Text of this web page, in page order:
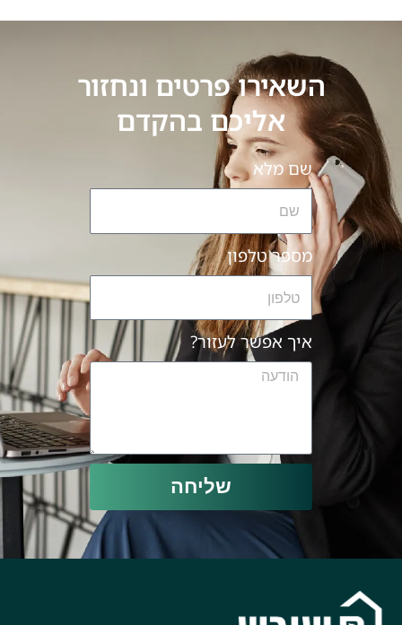
השאירו פרטים ונחזור
אליכם בהקדם
שם מלא
מספר טלפון
איך אפשר לעזור?
שליחה